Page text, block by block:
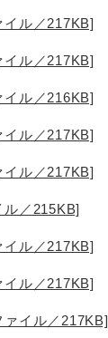
ル／217KB]
ル／217KB]
ル／216KB]
ル／217KB]
ル／217KB]
／215KB]
ル／217KB]
ル／217KB]
イル／217KB]